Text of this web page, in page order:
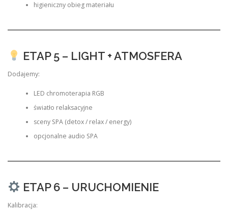
higieniczny obieg materiału
ETAP 5 – LIGHT + ATMOSFERA
Dodajemy:
LED chromoterapia RGB
światło relaksacyjne
sceny SPA (detox / relax / energy)
opcjonalne audio SPA
ETAP 6 – URUCHOMIENIE
Kalibracja: